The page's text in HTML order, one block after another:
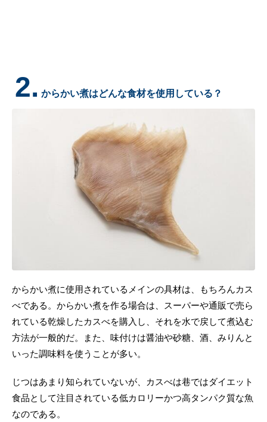
2. からかい煮はどんな食材を使用している？
からかい煮に使用されているメインの具材は、もちろんカス
べである。からかい煮を作る場合は、スーパーや通販で売ら
れている乾燥したカスべを購入し、それを水で戻して煮込む
方法が一般的だ。また、味付けは醤油や砂糖、酒、みりんと
いった調味料を使うことが多い。
じつはあまり知られていないが、カスべは巷ではダイエット
食品として注目されている低カロリーかつ高タンパク質な魚
なのである。